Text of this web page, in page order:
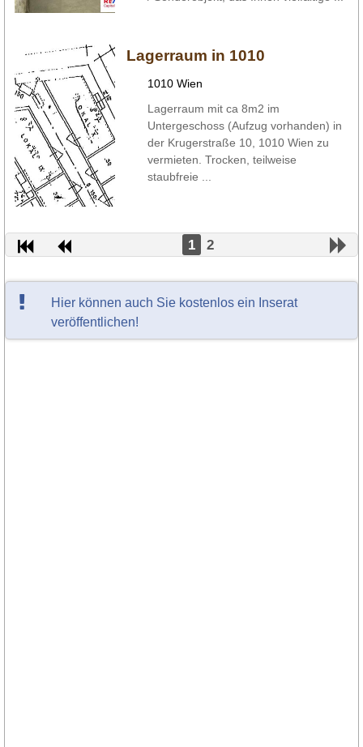
Lagerraum in 1010
1010 Wien
Lagerraum mit ca 8m2 im
Untergeschoss (Aufzug vorhanden) in
der Krugerstraße 10, 1010 Wien zu
vermieten. Trocken, teilweise
staubfreie ...
1 2
Hier können auch Sie kostenlos ein Inserat
veröffentlichen!